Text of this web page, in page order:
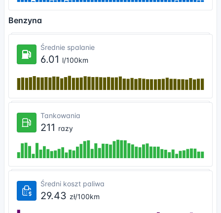
Benzyna
Średnie spalanie
6.01 l/100km
Tankowania
211 razy
Średni koszt paliwa
29.43 zł/100km